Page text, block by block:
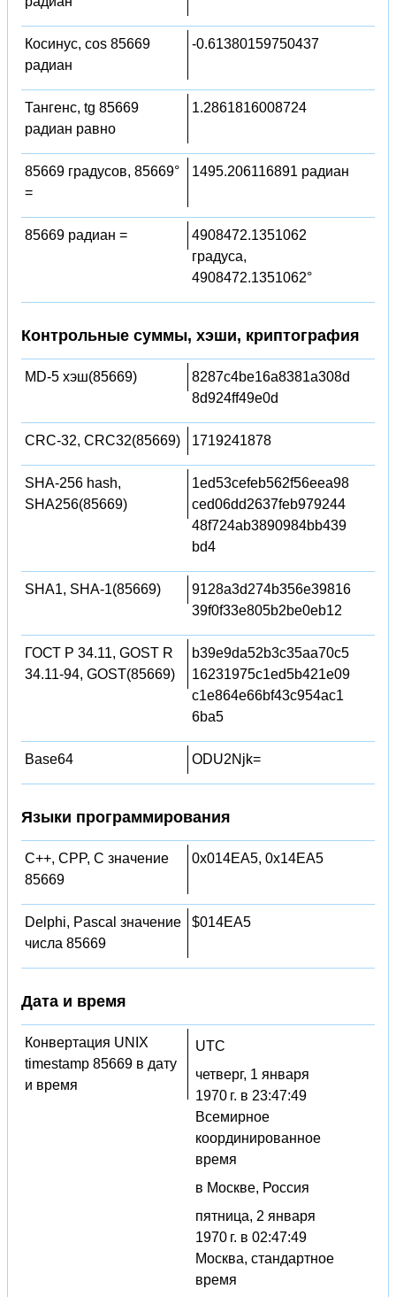
Косинус, cos 85669
радиан
-0.61380159750437
Тангенс, tg 85669
радиан равно
1.2861816008724
85669 градусов, 85669°
=
1495.206116891 радиан
85669 радиан =
4908472.1351062
градуса,
4908472.1351062°
Контрольные суммы, хэши, криптография
MD-5 хэш(85669)
8287c4be16a8381a308d
8d924ff49e0d
CRC-32, CRC32(85669) 1719241878
SHA-256 hash,
SHA256(85669)
1ed53cefeb562f56eea98
ced06dd2637feb979244
48f724ab3890984bb439
bd4
SHA1, SHA-1(85669)
9128a3d274b356e39816
39f0f33e805b2be0eb12
ГОСТ Р 34.11, GOST R
34.11-94, GOST(85669)
b39e9da52b3c35aa70c5
16231975c1ed5b421e09
c1e864e66bf43c954ac1
6ba5
Base64 ODU2Njk=
Языки программирования
C++, CPP, C значение
85669
0x014EA5, 0x14EA5
Delphi, Pascal значение
числа 85669
$014EA5
Дата и время
Конвертация UNIX
timestamp 85669 в дату
и время
UTC
четверг, 1 января
1970 г. в 23:47:49
Всемирное
координированное
время
в Москве, Россия
пятница, 2 января
1970 г. в 02:47:49
Москва, стандартное
время